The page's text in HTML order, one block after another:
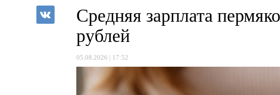
Средняя зарплата
рублей
05.08.2026 | 17:52